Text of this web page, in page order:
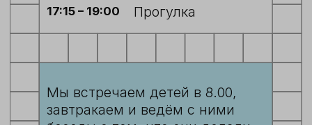
На этой встрече мы сверяем наши
от обучения и обсуждаем возможные